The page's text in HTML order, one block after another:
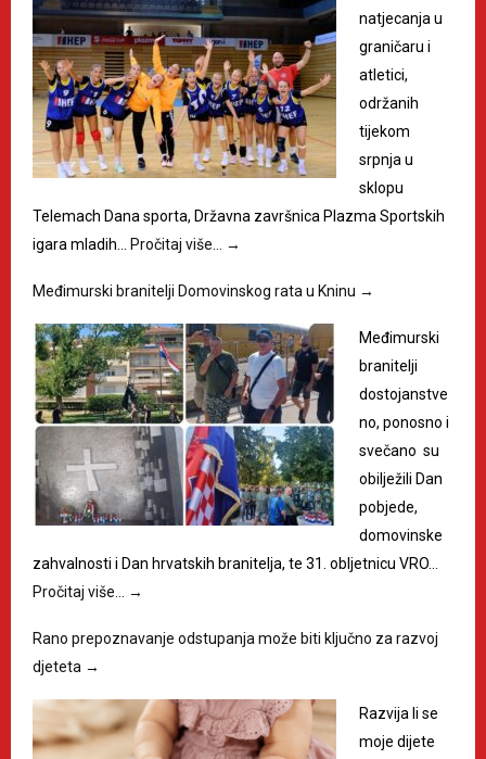
natjecanja u
graničaru i
atletici,
održanih
tijekom
srpnja u
sklopu
Telemach Dana sporta, Državna završnica Plazma Sportskih
igara mladih…
Pročitaj više… →
Međimurski branitelji Domovinskog rata u Kninu →
Međimurski
branitelji
dostojanstve
no, ponosno i
svečano su
obilježili Dan
pobjede,
domovinske
zahvalnosti i Dan hrvatskih branitelja, te 31. obljetnicu VRO…
Pročitaj više…
→
Rano prepoznavanje odstupanja može biti ključno za razvoj
djeteta →
Razvija li se
moje dijete